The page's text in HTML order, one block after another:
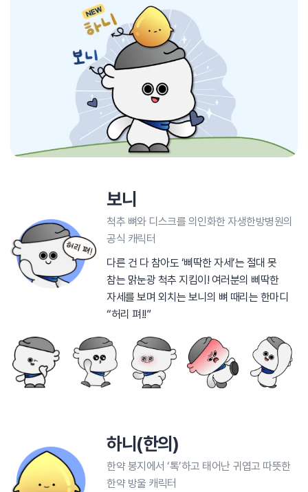
보니
척추 뼈와 디스크를 의인화한 자생한방병원의
공식 캐릭터
다른 건 다 참아도 ‘삐딱한 자세’는 절대 못
참는 맑눈광 척추 지킴이! 여러분의 삐딱한
자세를 보며 외치는 보니의 뼈 때리는 한마디
“허리 펴!!”
하니(한의)
한약 봉지에서 ‘톡’하고 태어난 귀엽고 따뜻한
한약 방울 캐릭터